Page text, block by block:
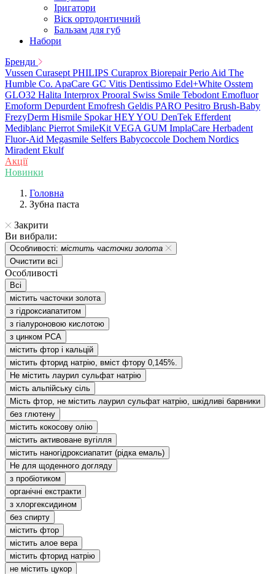
Іригатори
Віск ортодонтичний
Бальзам для губ
Набори
Бренди
Vussen Curasept PHILIPS Curaprox Biorepair Perio Aid The
Humble Co. ApaCare GC Vitis Dentissimo Edel+White Osstem
GLO32 Halita Interprox Prooral Swiss Smile Tebodont Emofluor
Emoform Depurdent Emofresh Geldis PARO Pesitro Brush-Baby
FrezyDerm Hismile Spokar HEY YOU DenTek Efferdent
Mediblanc Pierrot SmileKit VEGA GUM ImplaCare Herbadent
Fluor-Aid Megasmile Selfers Babycoccole Dochem Nordics
Miradent Ekulf
Акції
Новинки
Головна
Зубна паста
Закрити
Ви вибрали:
Особливості: містить часточки золота
Очистити всі
Особливості
Всі
містить часточки золота
з гідроксиапатитом
з гіалуроновою кислотою
з цинком РСА
містить фтор і кальцій
містить фторид натрію, вміст фтору 0,145%.
Не містить лаурил сульфат натрію
мість альпійську сіль
Мість фтор, не містить лаурил сульфат натрію, шкідливі барвники
без глютену
містить кокосову олію
містить активоване вугілля
містить наногідроксиапатит (рідка емаль)
Не для щоденного догляду
з пробіотиком
органічні екстракти
з хлоргексидином
без спирту
містить фтор
містить алое вера
містить фторид натрію
не містить цукор